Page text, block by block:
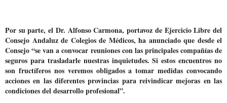
Por su parte, el Dr. Alfonso Carmona, portavoz de Ejercicio Libre del
Consejo Andaluz de Colegios de Médicos, ha anunciado que desde el
Consejo “se van a convocar reuniones con las principales compañías de
seguros para trasladarle nuestras inquietudes. Si estos encuentros no
son fructíferos nos veremos obligados a tomar medidas convocando
acciones en las diferentes provincias para reivindicar mejoras en las
condiciones del desarrollo profesional”.